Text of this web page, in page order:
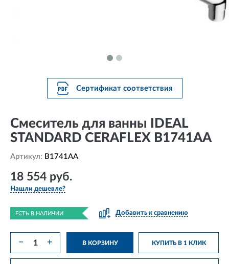
Сертификат соответствия
Смеситель для ванны IDEAL
STANDARD CERAFLEX B1741AA
Артикул: B1741AA
18 554 руб.
Нашли дешевле?
ЕСТЬ В НАЛИЧИИ Добавить к сравнению
− + В КОРЗИНУ КУПИТЬ В 1 КЛИК